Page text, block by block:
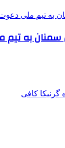
سمنان به
گرنیکا کافی